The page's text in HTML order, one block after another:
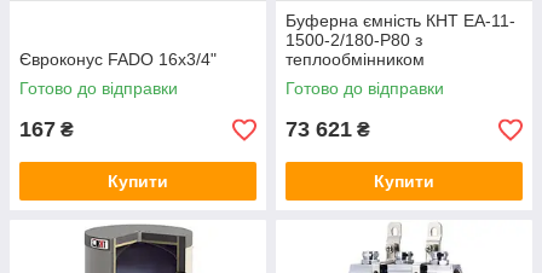
Євроконус FADO 16x3/4"
Готово до відправки
167 ₴
Купити
Буферна ємність КНТ ЕА-11-
1500-2/180-P80 з
теплообмінником
Готово до відправки
73 621 ₴
Купити